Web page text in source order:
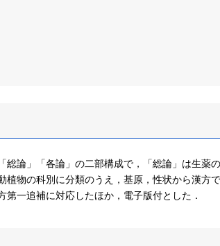
総論」「各論」の二部構成で，「総論」は生薬
植物の科別に分類のうえ，基原，性状から漢方
一追補に対応したほか，電子版付とした．